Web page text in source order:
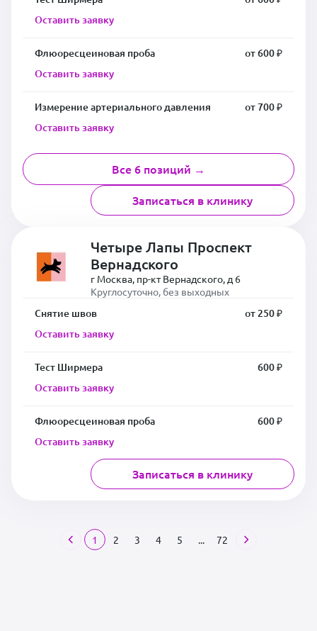
Оставить заявку
Флюоресцеиновая проба
от 600 ₽
Оставить заявку
Измерение артериального давления
от 700 ₽
Оставить заявку
Все 6 позиций →
Записаться в клинику
Четыре Лапы Проспект
Вернадского
г Москва, пр-кт Вернадского, д 6
Круглосуточно, без выходных
Снятие швов
от 250 ₽
Оставить заявку
Тест Ширмера
600 ₽
Оставить заявку
Флюоресцеиновая проба
600 ₽
Оставить заявку
Записаться в клинику
1 2 3 4 5 ... 72